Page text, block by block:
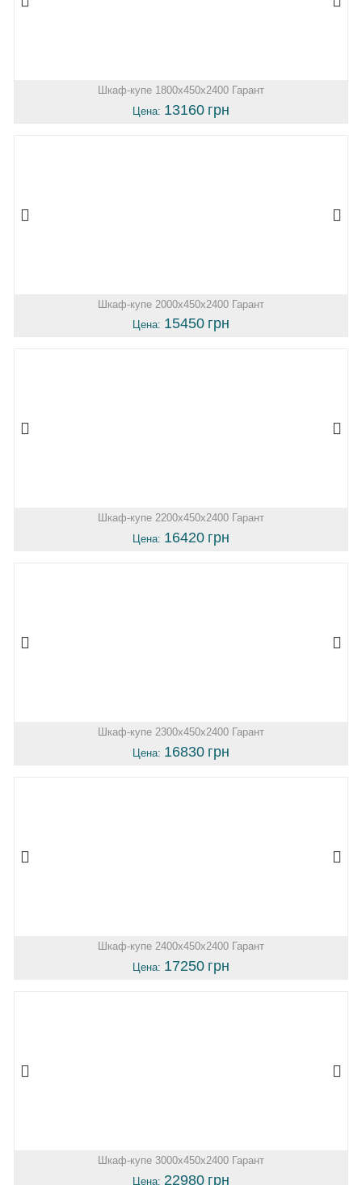
Шкаф-купе 1800х450х2400 Гарант
Цена: 13160 грн
Шкаф-купе 2000х450х2400 Гарант
Цена: 15450 грн
Шкаф-купе 2200х450х2400 Гарант
Цена: 16420 грн
Шкаф-купе 2300х450х2400 Гарант
Цена: 16830 грн
Шкаф-купе 2400х450х2400 Гарант
Цена: 17250 грн
Шкаф-купе 3000х450х2400 Гарант
Цена: 22980 грн